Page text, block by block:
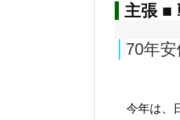
主張 ■
70年
今年は、